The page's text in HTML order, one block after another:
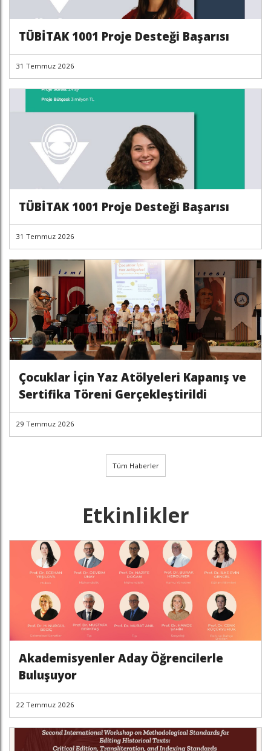
TÜBİTAK 1001 Proje Desteği Başarısı
31 Temmuz 2026
TÜBİTAK 1001 Proje Desteği Başarısı
31 Temmuz 2026
Çocuklar İçin Yaz Atölyeleri Kapanış ve
Sertifika Töreni Gerçekleştirildi
29 Temmuz 2026
Tüm Haberler
Etkinlikler
Akademisyenler Aday Öğrencilerle
Buluşuyor
22 Temmuz 2026